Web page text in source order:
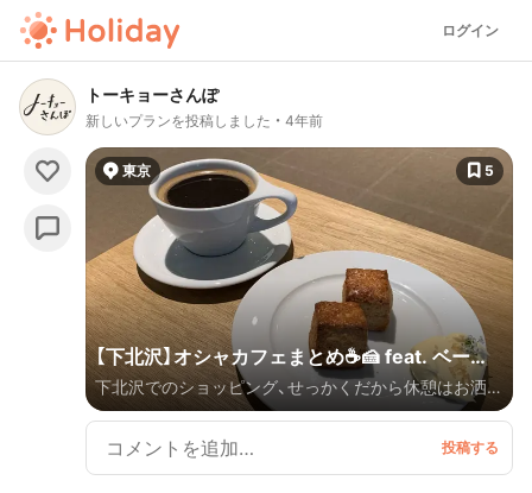
ログイン
トーキョーさんぽ
新しいプランを投稿しました 4年前
東京 5
【下北沢】オシャカフェまとめ☕️🍰 feat. ベーカ
リー
下北沢でのショッピング、せっかくだから休憩はお洒落
なカフェを利用したい！☕️🍩 そんな気持ちになるのは私
だけではないはず…💭 実際に行ってみた情報、随時更
新していきます！